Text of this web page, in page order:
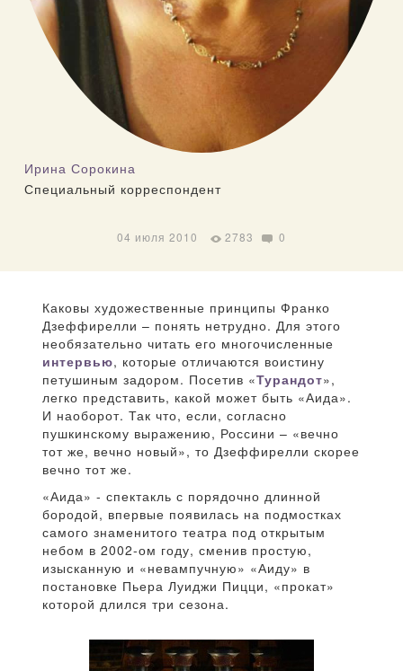
Ирина Сорокина
Специальный корреспондент
04 июля 2010 2783 0
Каковы художественные принципы Франко
Дзеффирелли – понять нетрудно. Для этого
необязательно читать его многочисленные
интервью, которые отличаются воистину
петушиным задором. Посетив «Турандот»,
легко представить, какой может быть «Аида».
И наоборот. Так что, если, согласно
пушкинскому выражению, Россини – «вечно
тот же, вечно новый», то Дзеффирелли скорее
вечно тот же.
«Аида» - спектакль с порядочно длинной
бородой, впервые появилась на подмостках
самого знаменитого театра под открытым
небом в 2002-ом году, сменив простую,
изысканную и «невампучную» «Аиду» в
постановке Пьера Луиджи Пицци, «прокат»
которой длился три сезона.